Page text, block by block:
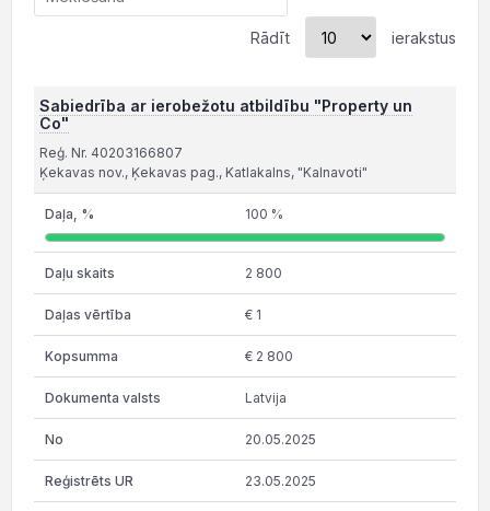
Rādīt ierakstus
Sabiedrība ar ierobežotu atbildību "Property un
Co"
Reģ. Nr. 40203166807
Ķekavas nov., Ķekavas pag., Katlakalns, "Kalnavoti"
100 %
2 800
€ 1
€ 2 800
Latvija
20.05.2025
23.05.2025